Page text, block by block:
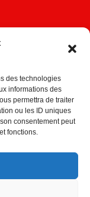
des technologies
informations des
permettra de traiter
ou les ID uniques
consentement peut
fonctions.
2091
1840
859